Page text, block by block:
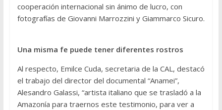
cooperación internacional sin ánimo de lucro, con
fotografías de Giovanni Marrozzini y Giammarco Sicuro.
Una misma fe puede tener diferentes rostros
Al respecto, Emilce Cuda, secretaria de la CAL, destacó
el trabajo del director del documental “Anamei”,
Alesandro Galassi, “artista italiano que se trasladó a la
Amazonía para traernos este testimonio, para ver a